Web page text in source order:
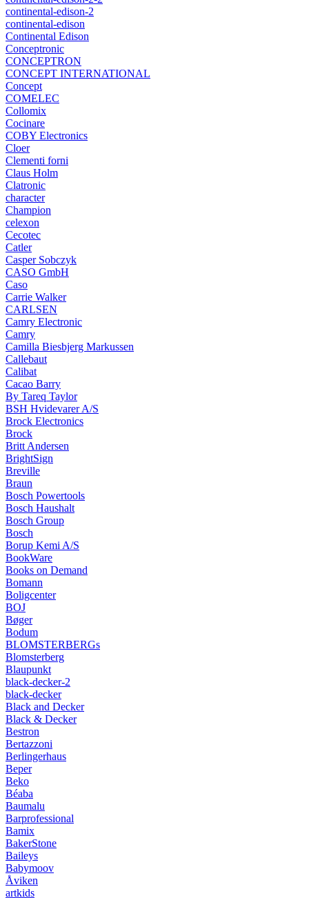
continental-edison-2
continental-edison
Continental Edison
Conceptronic
CONCEPTRON
CONCEPT INTERNATIONAL
Concept
COMELEC
Collomix
Cocinare
COBY Electronics
Cloer
Clementi forni
Claus Holm
Clatronic
character
Champion
celexon
Cecotec
Catler
Casper Sobczyk
CASO GmbH
Caso
Carrie Walker
CARLSEN
Camry Electronic
Camry
Camilla Biesbjerg Markussen
Callebaut
Calibat
Cacao Barry
By Tareq Taylor
BSH Hvidevarer A/S
Brock Electronics
Brock
Britt Andersen
BrightSign
Breville
Braun
Bosch Powertools
Bosch Haushalt
Bosch Group
Bosch
Borup Kemi A/S
BookWare
Books on Demand
Bomann
Boligcenter
BOJ
Bøger
Bodum
BLOMSTERBERGs
Blomsterberg
Blaupunkt
black-decker-2
black-decker
Black and Decker
Black & Decker
Bestron
Bertazzoni
Berlingerhaus
Beper
Beko
Béaba
Baumalu
Barprofessional
Bamix
BakerStone
Baileys
Babymoov
Åviken
artkids